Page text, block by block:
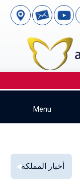
أخبار المملكة